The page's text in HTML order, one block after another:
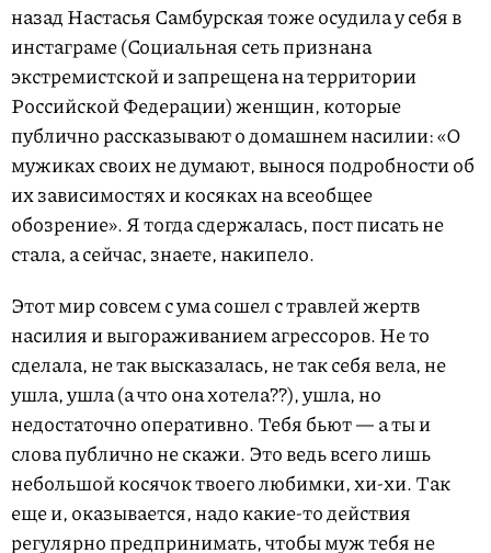
назад Настасья Самбурская тоже осудила у себя в
инстаграме (Социальная сеть признана
экстремистской и запрещена на территории
Российской Федерации) женщин, которые
публично рассказывают о домашнем насилии: «О
мужиках своих не думают, вынося подробности об
их зависимостях и косяках на всеобщее
обозрение». Я тогда сдержалась, пост писать не
стала, а сейчас, знаете, накипело.
Этот мир совсем с ума сошел с травлей жертв
насилия и выгораживанием агрессоров. Не то
сделала, не так высказалась, не так себя вела, не
ушла, ушла (а что она хотела??), ушла, но
недостаточно оперативно. Тебя бьют — а ты и
слова публично не скажи. Это ведь всего лишь
небольшой косячок твоего любимки, хи-хи. Так
еще и, оказывается, надо какие-то действия
регулярно предпринимать, чтобы муж тебя не